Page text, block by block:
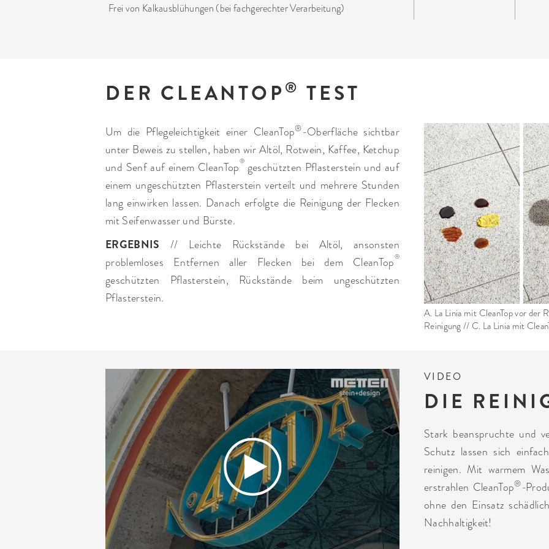
Frei von Kalkausblühungen (bei fachgerechter Verarbeitung)
DER CLEANTOP® TEST
Um die Pflegeleichtigkeit einer CleanTop®-Oberfläche sichtbar
unter Beweis zu stellen, haben wir Altöl, Rotwein, Kaffee, Ketchup
und Senf auf einem CleanTop® geschützten Pflasterstein und auf
einem ungeschützten Pflasterstein verteilt und mehrere Stunden
lang einwirken lassen. Danach erfolgte die Reinigung der Flecken
mit Seifenwasser und Bürste.
ERGEBNIS // Leichte Rückstände bei Altöl, ansonsten
problemloses Entfernen aller Flecken bei dem CleanTop®
geschützten Pflasterstein, Rückstände beim ungeschützten
Pflasterstein.
A. La Linia mit CleanTop vor der
Reinigung // C. La Linia mit
VIDEO
DIE
Stark beanspruchte und
Schutz lassen sich
reinigen. Mit warmem
erstrahlen CleanTop®-
ohne den Einsatz
Nachhaltigkeit!